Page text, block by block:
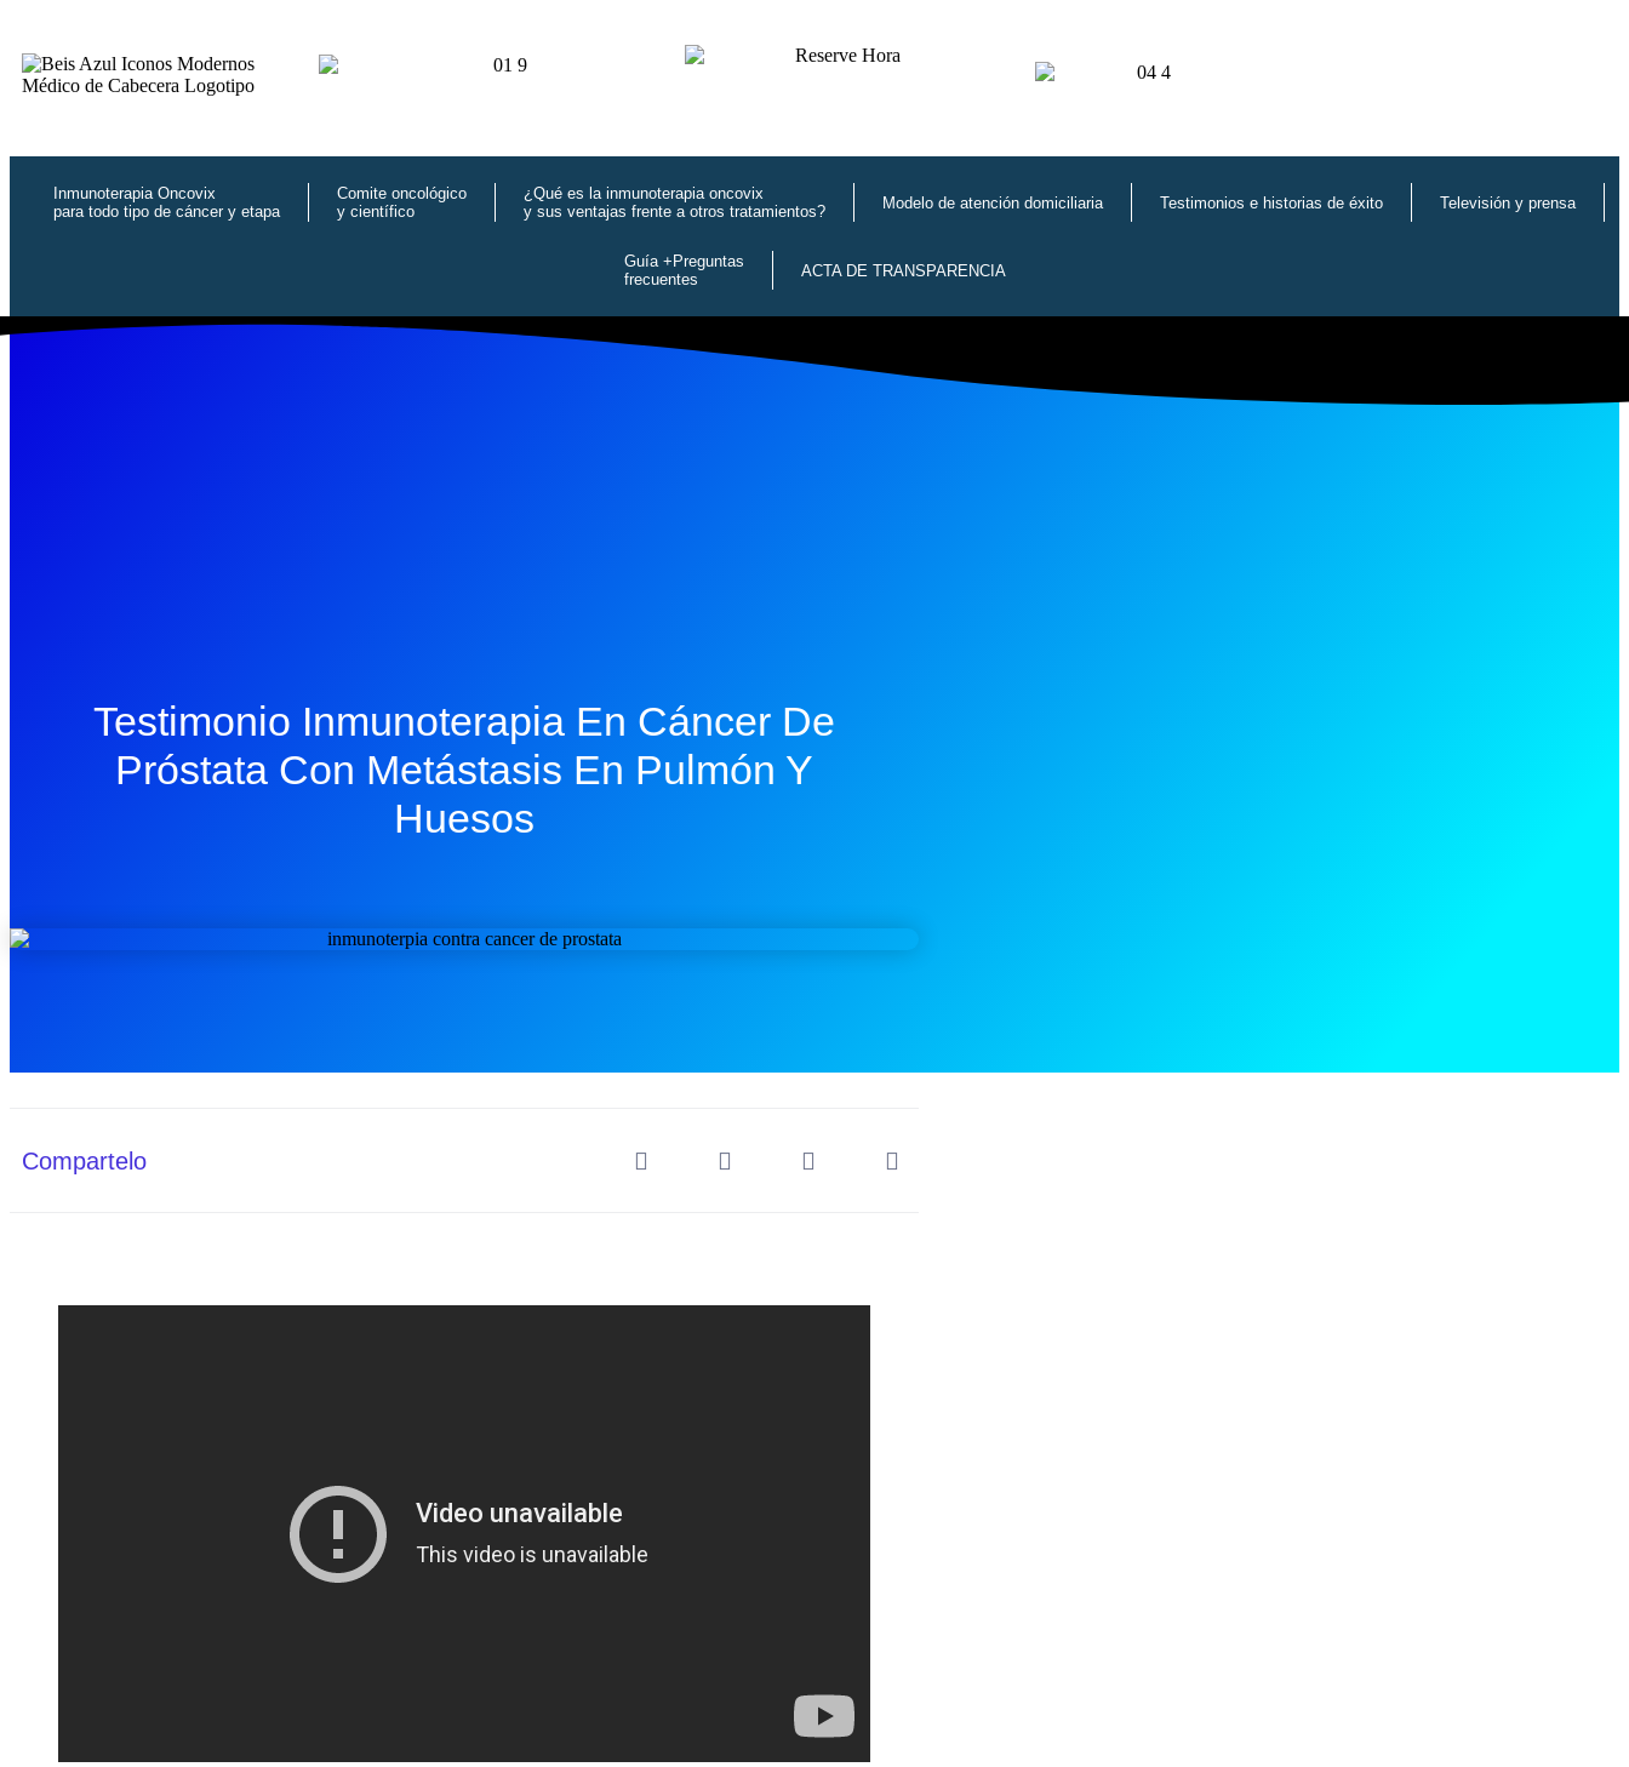
Inmunoterapia Oncovix
para todo tipo de cáncer y etapa
Comite oncológico
y científico
¿Qué es la inmunoterapia oncovix
y sus ventajas frente a otros tratamientos?
Modelo de atención domiciliaria Testimonios e historias de éxito Televisión y prensa
Guía +Preguntas
frecuentes
ACTA DE TRANSPARENCIA
Testimonio Inmunoterapia En Cáncer De
Próstata Con Metástasis En Pulmón Y
Huesos
Compartelo